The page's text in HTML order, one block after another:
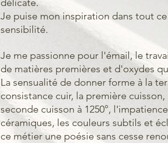
délicate.
Je puise mon inspiration dans tout
sensibilité.
​Je me passionne pour l'émail, le
de matières premières et d'oxydes
La sensualité de donner forme à la
consistance cuir, la première
seconde cuisson à 1250°,
céramiques, les couleurs subtils et
ce métier une poésie sans cesse